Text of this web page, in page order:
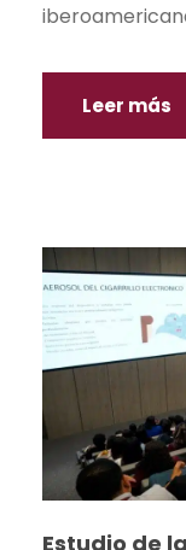
Leer más
Estudio de